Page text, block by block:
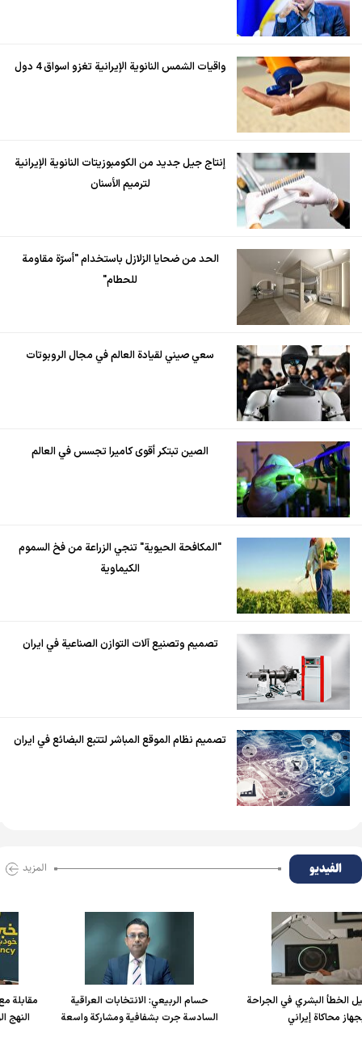
واقيات الشمس النانوية الإيرانية تغزو اسواق 4 دول
إنتاج جيل جديد من الكومبوزيتات النانوية الإيرانية
لترميم الأسنان
الحد من ضحايا الزلازل باستخدام "أسرّة مقاومة
للحطام"
سعي صيني لقيادة العالم في مجال الروبوتات
الصين تبتكر أقوى كاميرا تجسس في العالم
"المكافحة الحيوية" تنجي الزراعة من فخ السموم
الكيماوية
تصميم وتصنيع آلات التوازن الصناعية في ايران
تصميم نظام الموقع المباشر لتتبع البضائع في ايران
الفیدیو المزید
في الجراحة
إيراني
حسام الربیعي: الانتخابات العراقية
السادسة جرت بشفافية ومشاركة واسعة
مقابلة مع علي
النهج الوطني